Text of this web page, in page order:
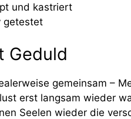
und kastriert
getestet
Geduld
gemeinsam –
erst langsam wieder
Seelen wieder die